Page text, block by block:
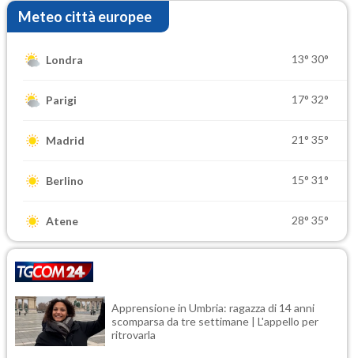
Meteo città europee
Londra 13° 30°
Parigi 17° 32°
Madrid 21° 35°
Berlino 15° 31°
Atene 28° 35°
Apprensione in Umbria: ragazza di 14 anni
scomparsa da tre settimane | L'appello per
ritrovarla